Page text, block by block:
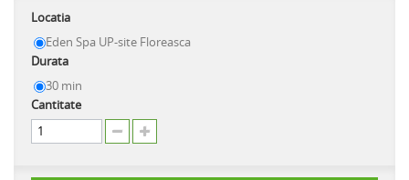
Locatia
Eden Spa UP-site Floreasca
Durata
30 min
Cantitate